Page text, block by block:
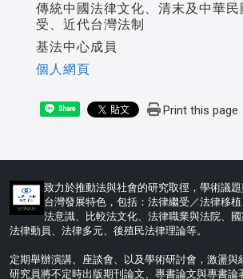
傳統中國法律文化、清末及中華民
受、近代台灣法制
基法中心成員
個人網頁
Share Print this page
致力於推動法與社會的研究取徑，學術議
台灣發展特色，包括：法律繼受／法律移
法意識、比較法文化、法律職業與法院、國
法律動員、法律多元、後殖民法律理論等。
定期舉辦演講、座談會、以及學術研討會，激盪與
研究員將不定時出版期刊論文、專書論文與專書論